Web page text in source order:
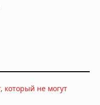
который не могут